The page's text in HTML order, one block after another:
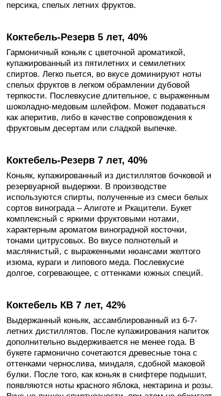
персика, спелых летних фруктов.
Коктебель-Резерв 5 лет, 40%
Гармоничный коньяк с цветочной ароматикой,
купажированный из пятилетних и семилетних
спиртов. Легко пьется, во вкусе доминируют ноты
спелых фруктов в легком обрамлении дубовой
терпкости. Послевкусие длительное, с выраженным
шоколадно-медовым шлейфом. Может подаваться
как аперитив, либо в качестве сопровождения к
фруктовым десертам или сладкой выпечке.
Коктебель-Резерв 7 лет, 40%
Коньяк, купажированный из дистиллятов бочковой и
резервуарной выдержки. В производстве
используются спирты, полученные из смеси белых
сортов винограда – Алиготе и Ркацители. Букет
комплексный с яркими фруктовыми нотами,
характерным ароматом виноградной косточки,
тонами цитрусовых. Во вкусе полнотелый и
маслянистый, с выраженными нюансами желтого
изюма, кураги и липового меда. Послевкусие
долгое, согревающее, с оттенками южных специй.
Коктебель КВ 7 лет, 42%
Выдержанный коньяк, ассамблированный из 6-7-
летних дистиллятов. После купажирования напиток
дополнительно выдерживается не менее года. В
букете гармонично сочетаются древесные тона с
оттенками чернослива, миндаля, сдобной маковой
булки. После того, как коньяк в снифтере подышит,
появляются ноты красного яблока, нектарина и розы.